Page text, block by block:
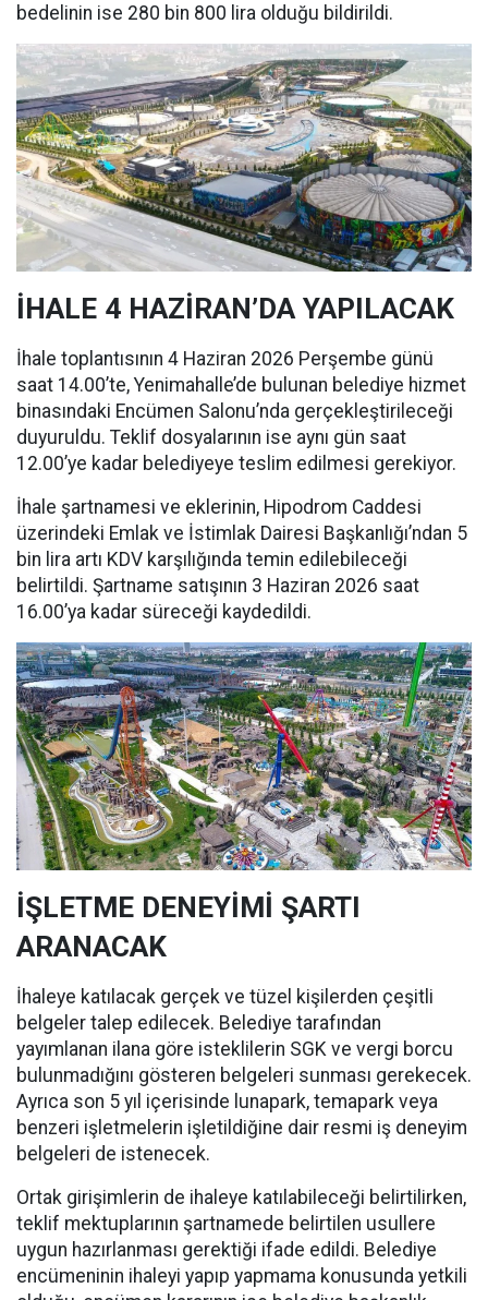
bedelinin ise 280 bin 800 lira olduğu bildirildi.
İHALE 4 HAZİRAN’DA YAPILACAK
İhale toplantısının 4 Haziran 2026 Perşembe günü
saat 14.00’te, Yenimahalle’de bulunan belediye hizmet
binasındaki Encümen Salonu’nda gerçekleştirileceği
duyuruldu. Teklif dosyalarının ise aynı gün saat
12.00’ye kadar belediyeye teslim edilmesi gerekiyor.
İhale şartnamesi ve eklerinin, Hipodrom Caddesi
üzerindeki Emlak ve İstimlak Dairesi Başkanlığı’ndan 5
bin lira artı KDV karşılığında temin edilebileceği
belirtildi. Şartname satışının 3 Haziran 2026 saat
16.00’ya kadar süreceği kaydedildi.
İŞLETME DENEYİMİ ŞARTI
ARANACAK
İhaleye katılacak gerçek ve tüzel kişilerden çeşitli
belgeler talep edilecek. Belediye tarafından
yayımlanan ilana göre isteklilerin SGK ve vergi borcu
bulunmadığını gösteren belgeleri sunması gerekecek.
Ayrıca son 5 yıl içerisinde lunapark, temapark veya
benzeri işletmelerin işletildiğine dair resmi iş deneyim
belgeleri de istenecek.
Ortak girişimlerin de ihaleye katılabileceği belirtilirken,
teklif mektuplarının şartnamede belirtilen usullere
uygun hazırlanması gerektiği ifade edildi. Belediye
encümeninin ihaleyi yapıp yapmama konusunda yetkili